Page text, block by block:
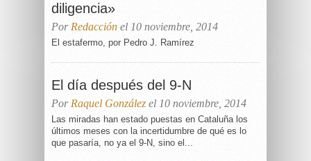
diligencia»
Por Redacción el 10 noviembre, 2014
El estafermo, por Pedro J. Ramírez
El día después del 9-N
Por Raquel González el 10 noviembre, 2014
Las miradas han estado puestas en Cataluña los
últimos meses con la incertidumbre de qué es lo
que pasaría, no ya el 9-N, sino el...